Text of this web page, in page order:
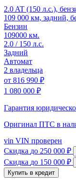
2.0 AT (150 л.с.),
109 000 км, задний,
Бензин
109000 км.
2.0 / 150 л.с.
Задний
Автомат
2 владельца
от 816 990 ₽
1 080 000 ₽
Гарантия
Оригинал ПТС в
vin VIN проверен
Скидка до 250 000 ₽
Скидка до 150 000 ₽
Купить в кредит